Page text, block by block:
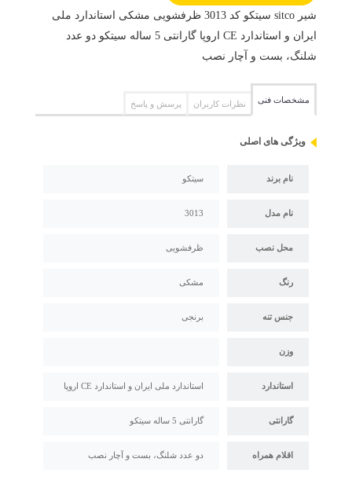
شیر sitco سیتکو کد 3013 ظرفشویی مشکی استاندارد ملی
ایران و استاندارد CE اروپا گارانتی 5 ساله سیتکو دو عدد
شلنگ، بست و آچار نصب
مشخصات فنی نظرات کاربران پرسش و پاسخ
ویژگی های اصلی
نام برند سیتکو
نام مدل 3013
محل نصب ظرفشویی
رنگ مشکی
جنس تنه برنجی
وزن
استاندارد استاندارد ملی ایران و استاندارد CE اروپا
گارانتی گارانتی 5 ساله سیتکو
اقلام همراه دو عدد شلنگ، بست و آچار نصب